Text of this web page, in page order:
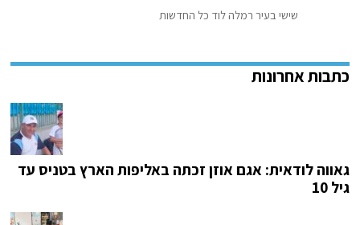
שישי בעיר רמלה לוד כל החדשות
גאווה לודאית: אגם אוזן זכתה באליפות הארץ בטניס עד
גיל 10